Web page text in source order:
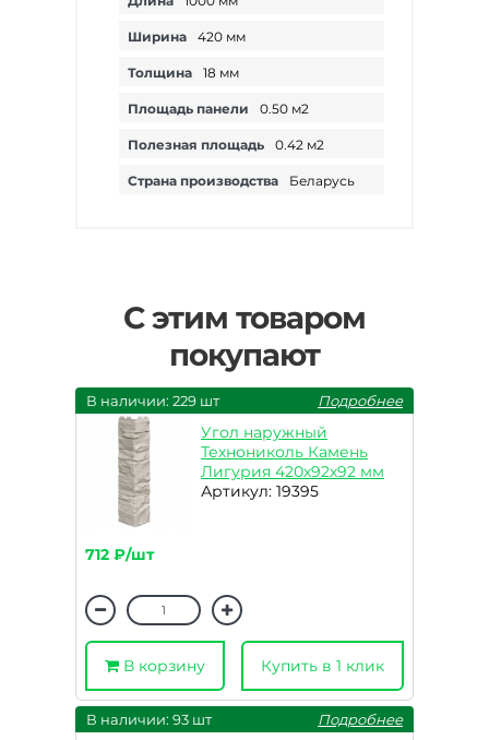
Ширина 420 мм
Толщина 18 мм
Площадь панели 0.50 м2
Полезная площадь 0.42 м2
Страна производства Беларусь
С этим товаром
покупают
В наличии: 229 шт Подробнее
Угол наружный
Технониколь Камень
Лигурия 420х92х92 мм
Артикул: 19395
712 ₽/шт
В корзину Купить в 1 клик
В наличии: 93 шт Подробнее